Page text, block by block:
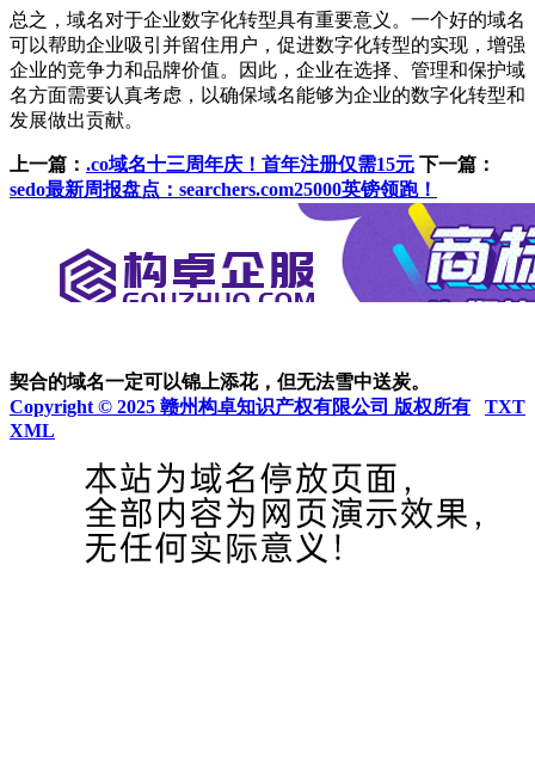
总之，域名对于企业数字化转型具有重要意义。一个好的域名
可以帮助企业吸引并留住用户，促进数字化转型的实现，增强
企业的竞争力和品牌价值。因此，企业在选择、管理和保护域
名方面需要认真考虑，以确保域名能够为企业的数字化转型和
发展做出贡献。
上一篇： .co域名十三周年庆！首年注册仅需15元 下一篇：
sedo最新周报盘点：searchers.com25000英镑领跑！
契合的域名一定可以锦上添花，但无法雪中送炭。
Copyright © 2025 赣州构卓知识产权有限公司 版权所有
TXT
XML